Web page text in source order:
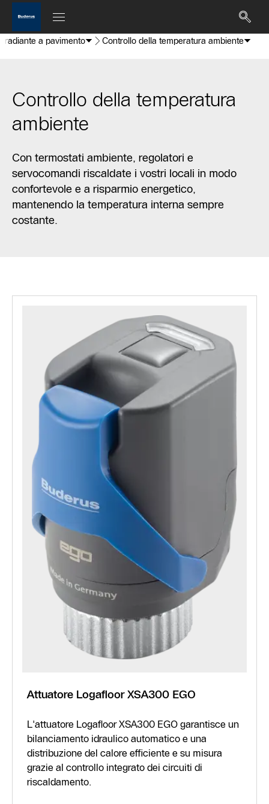
radiante a pavimento Controllo della temperatura ambiente
Controllo della temperatura
ambiente
Con termostati ambiente, regolatori e
servocomandi riscaldate i vostri locali in modo
confortevole e a risparmio energetico,
mantenendo la temperatura interna sempre
costante.
Attuatore Logafloor XSA300 EGO
L'attuatore Logafloor XSA300 EGO garantisce un
bilanciamento idraulico automatico e una
distribuzione del calore efficiente e su misura
grazie al controllo integrato dei circuiti di
riscaldamento.